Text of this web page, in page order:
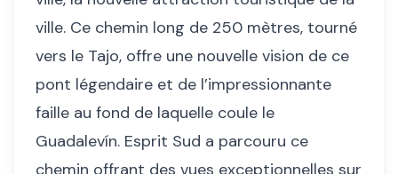
ville. Ce chemin long de 250 mètres, tourné
vers le Tajo, offre une nouvelle vision de ce
pont légendaire et de l’impressionnante
faille au fond de laquelle coule le
Guadalevín. Esprit Sud a parcouru ce